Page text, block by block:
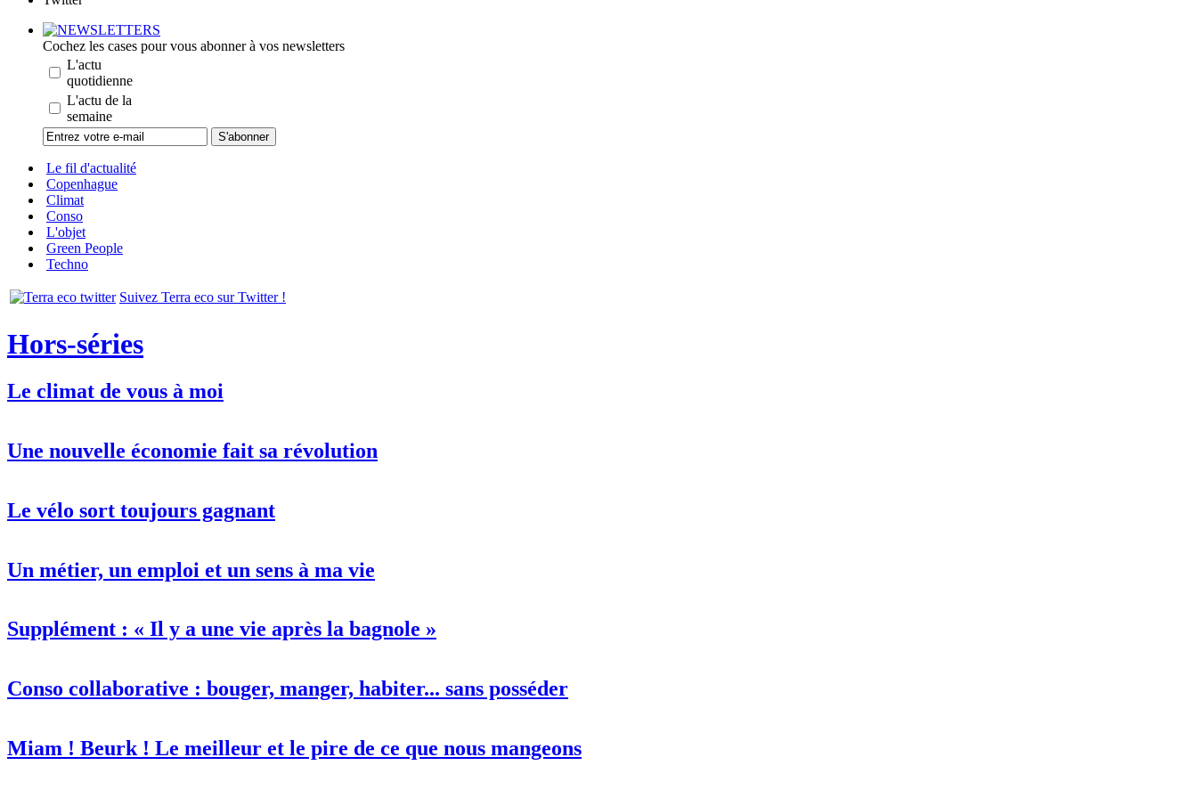
Cochez les cases pour vous abonner à vos newsletters
L'actu
quotidienne
L'actu de la
semaine
Le fil d'actualité
Copenhague
Climat
Conso
L'objet
Green People
Techno
Suivez Terra eco sur Twitter !
Hors-séries
Le climat de vous à moi
Une nouvelle économie fait sa révolution
Le vélo sort toujours gagnant
Un métier, un emploi et un sens à ma vie
Supplément : « Il y a une vie après la bagnole »
Conso collaborative : bouger, manger, habiter... sans posséder
Miam ! Beurk ! Le meilleur et le pire de ce que nous mangeons